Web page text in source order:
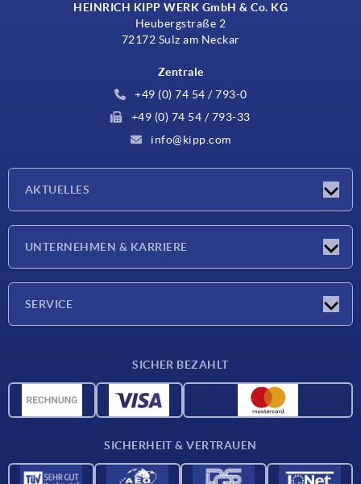
HEINRICH KIPP WERK GmbH & Co. KG
Heubergstraße 2
72172 Sulz am Neckar
Zentrale
+49 (0) 74 54 / 793-0
+49 (0) 74 54 / 793-33
info@kipp.com
AKTUELLES
Presseberichte
UNTERNEHMEN & KARRIERE
SERVICE
Werkstoffübersicht
SICHER BEZAHLT
SICHERHEIT & VERTRAUEN